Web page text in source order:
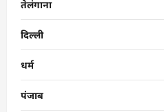
तेलंगाना
दिल्ली
धर्म
पंजाब